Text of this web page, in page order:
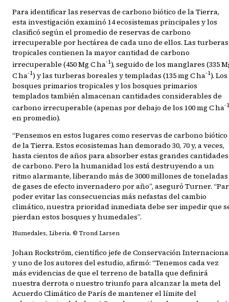
Para identificar las reservas de carbono biótico de la Tierra,
esta investigación examinó 14 ecosistemas principales y los
clasificó según el promedio de reservas de carbono
irrecuperable por hectárea de cada uno de ellos. Las turberas
tropicales contienen la mayor cantidad de carbono
irrecuperable (450 Mg C ha-1), seguido de los manglares (335
C ha-1) y las turberas boreales y templadas (135 mg C ha-1). Los
bosques primarios tropicales y los bosques primarios
templados también almacenan cantidades considerables de
carbono irrecuperable (apenas por debajo de los 100 mg C ha-1
en promedio).
“Pensemos en estos lugares como reservas de carbono biótico
de la Tierra. Estos ecosistemas han demorado 30, 70 y, a veces,
hasta cientos de años para absorber estas grandes cantidades
de carbono. Pero la humanidad los está destruyendo a un
ritmo alarmante, liberando más de 3000 millones de toneladas
de gases de efecto invernadero por año”, aseguró Turner.
poder evitar las consecuencias más nefastas del cambio
climático, nuestra prioridad inmediata debe ser impedir que
pierdan estos bosques y humedales”.
Humedales, Liberia. © Trond Larsen
Johan Rockström, científico jefe de Conservación
y uno de los autores del estudio, afirmó: “Tenemos cada vez
más evidencias de que el terreno de batalla que definirá
nuestra derrota o nuestro triunfo para alcanzar la meta del
Acuerdo Climático de París de mantener el límite del